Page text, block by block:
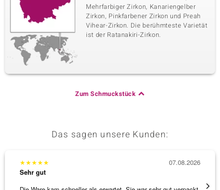
Mehrfarbiger Zirkon, Kanariengelber
Zirkon, Pinkfarbener Zirkon und Preah
Vihear-Zirkon. Die berühmteste Varietät
ist der Ratanakiri-Zirkon.
Zum Schmuckstück
Das sagen unsere Kunden:
★★★★★
Sehr gut
07.08.2026